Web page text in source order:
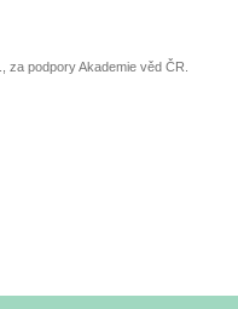
za podpory Akademie věd ČR.